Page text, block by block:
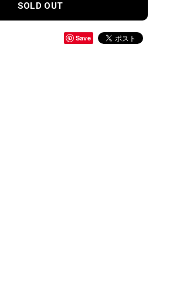
SOLD OUT
Save